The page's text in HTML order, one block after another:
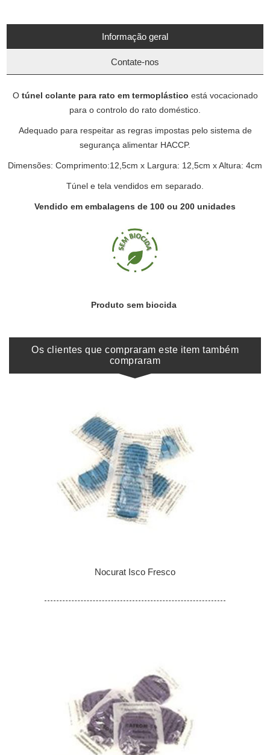
Informação geral
Contate-nos
O túnel colante para rato em termoplástico está vocacionado
para o controlo do rato doméstico.
Adequado para respeitar as regras impostas pelo sistema de
segurança alimentar HACCP.
Dimensões: Comprimento:12,5cm x Largura: 12,5cm x Altura: 4cm
Túnel e tela vendidos em separado.
Vendido em embalagens de 100 ou 200 unidades
Produto sem biocida
Os clientes que compraram este item também
compraram
Nocurat Isco Fresco